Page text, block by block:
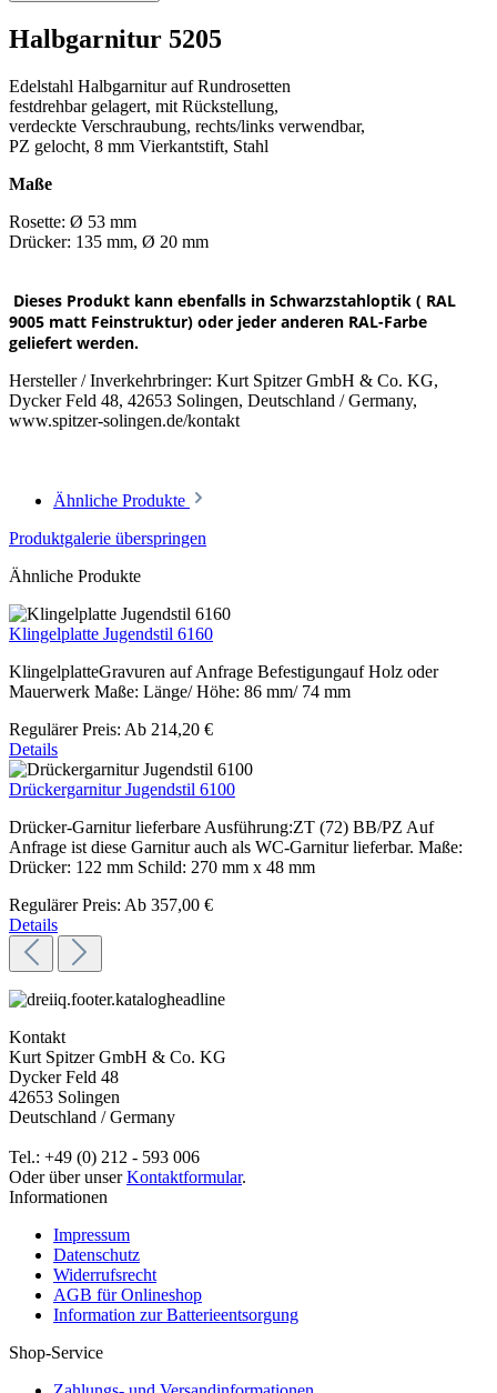
Halbgarnitur 5205
Edelstahl Halbgarnitur auf Rundrosetten
festdrehbar gelagert, mit Rückstellung,
verdeckte Verschraubung, rechts/links verwendbar,
PZ gelocht, 8 mm Vierkantstift, Stahl
Maße
Rosette: Ø 53 mm
Drücker: 135 mm, Ø 20 mm
Dieses Produkt kann ebenfalls in Schwarzstahloptik ( RAL
9005 matt Feinstruktur) oder jeder anderen RAL-Farbe
geliefert werden.
Hersteller / Inverkehrbringer: Kurt Spitzer GmbH & Co. KG,
Dycker Feld 48, 42653 Solingen, Deutschland / Germany,
www.spitzer-solingen.de/kontakt
Ähnliche Produkte
Produktgalerie überspringen
Ähnliche Produkte
Klingelplatte Jugendstil 6160
KlingelplatteGravuren auf Anfrage Befestigungauf Holz oder
Mauerwerk Maße: Länge/ Höhe: 86 mm/ 74 mm
Regulärer Preis: Ab 214,20 €
Details
Drückergarnitur Jugendstil 6100
Drücker-Garnitur lieferbare Ausführung:ZT (72) BB/PZ Auf
Anfrage ist diese Garnitur auch als WC-Garnitur lieferbar. Maße:
Drücker: 122 mm Schild: 270 mm x 48 mm
Regulärer Preis: Ab 357,00 €
Details
Kontakt
Kurt Spitzer GmbH & Co. KG
Dycker Feld 48
42653 Solingen
Deutschland / Germany
Tel.: +49 (0) 212 - 593 006
Oder über unserKontaktformular.
Informationen
Impressum
Datenschutz
Widerrufsrecht
AGB für Onlineshop
Information zur Batterieentsorgung
Shop-Service